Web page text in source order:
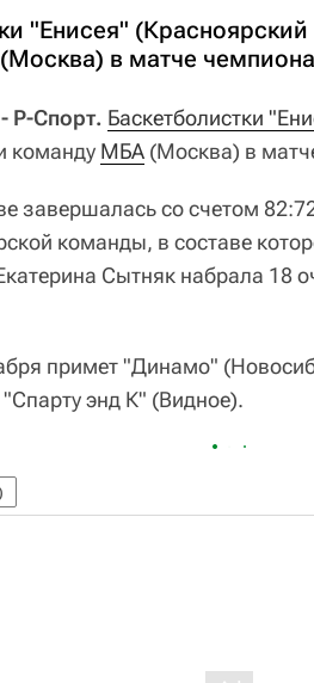
"Енисея"
в матче
Р-Спорт. Баскетболистки
команду МБА (Москва) в
завершалась со счетом
команды, в составе
Сытняк набрала 18
примет "Динамо"
энд К" (Видное).